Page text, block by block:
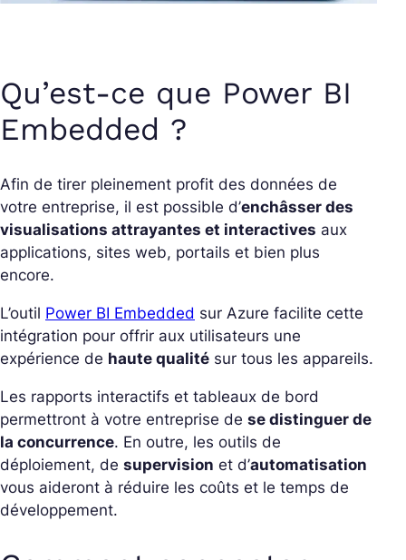
Qu’est-ce que Power BI
Embedded ?
Afin de tirer pleinement profit des données de
votre entreprise, il est possible d’enchâsser des
visualisations attrayantes et interactives aux
applications, sites web, portails et bien plus
encore.
L’outil Power BI Embedded sur Azure facilite cette
intégration pour offrir aux utilisateurs une
expérience de haute qualité sur tous les appareils.
Les rapports interactifs et tableaux de bord
permettront à votre entreprise de se distinguer de
la concurrence. En outre, les outils de
déploiement, de supervision et d’automatisation
vous aideront à réduire les coûts et le temps de
développement.